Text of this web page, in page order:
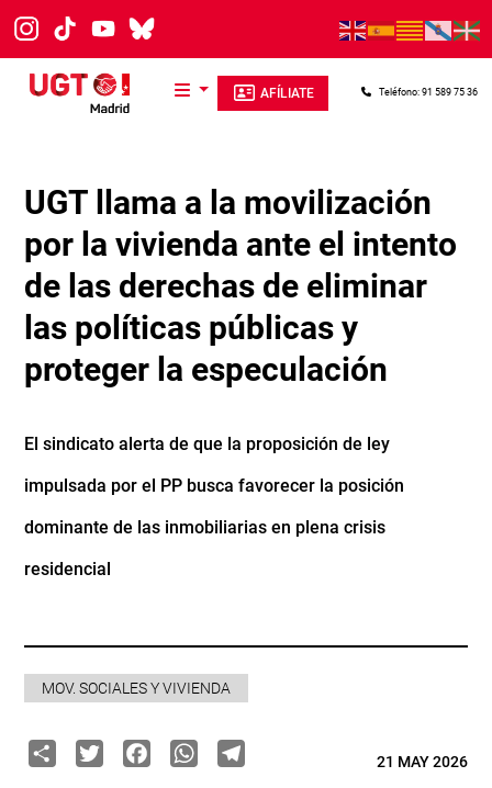
Pasar al contenido principal
AFÍLIATE Teléfono: 91 589 75 36
UGT llama a la movilización
por la vivienda ante el intento
de las derechas de eliminar
las políticas públicas y
proteger la especulación
El sindicato alerta de que la proposición de ley
impulsada por el PP busca favorecer la posición
dominante de las inmobiliarias en plena crisis
residencial
MOV. SOCIALES Y VIVIENDA
ShareTwitterFacebook
WhatsApp
Telegram21 MAY 2026